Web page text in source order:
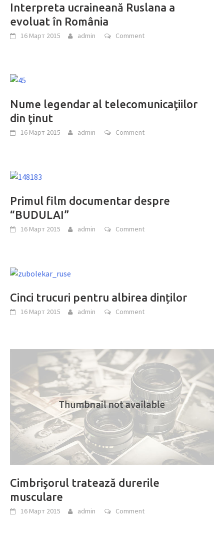
Interpreta ucraineană Ruslana a
evoluat în România
16 Март 2015 admin Comment
Nume legendar al telecomunicaţiilor
din ţinut
16 Март 2015 admin Comment
Primul film documentar despre
“BUDULAI”
16 Март 2015 admin Comment
Cinci trucuri pentru albirea dinților
16 Март 2015 admin Comment
Cimbrişorul tratează durerile
musculare
16 Март 2015 admin Comment